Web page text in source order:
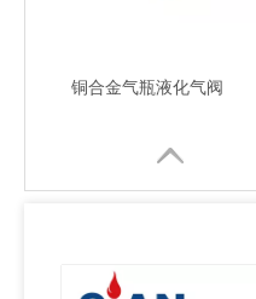
铜合金气瓶液化气阀